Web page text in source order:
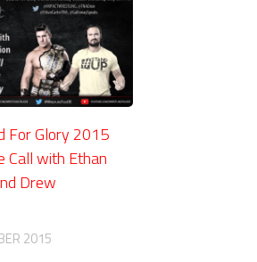
For Glory 2015
Call with Ethan
Drew
2015